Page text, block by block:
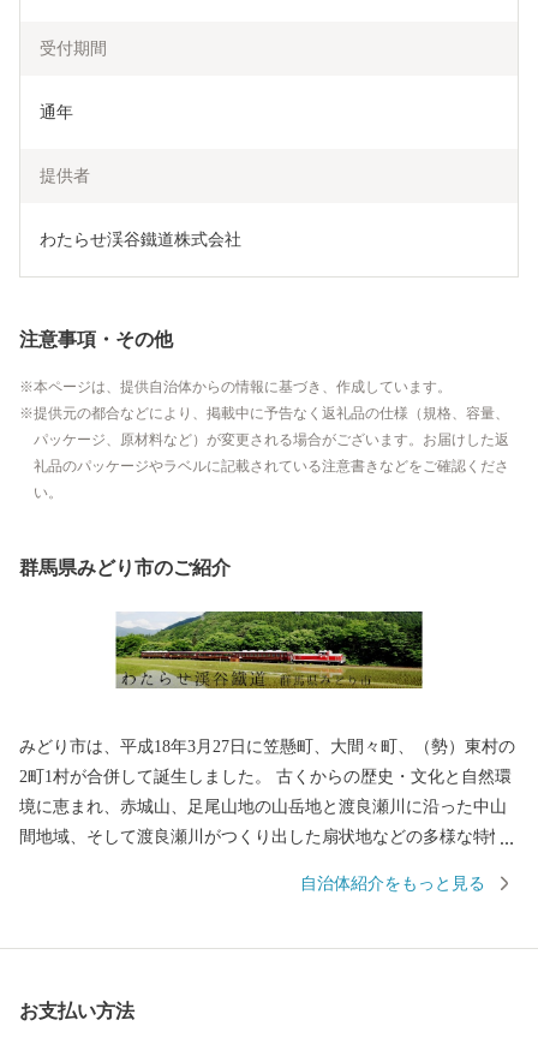
受付期間
通年
提供者
わたらせ渓谷鐵道株式会社
注意事項・その他
本ページは、提供自治体からの情報に基づき、作成しています。
提供元の都合などにより、掲載中に予告なく返礼品の仕様（規格、容量、
パッケージ、原材料など）が変更される場合がございます。お届けした返
礼品のパッケージやラベルに記載されている注意書きなどをご確認くださ
い。
群馬県みどり市のご紹介
みどり市は、平成18年3月27日に笠懸町、大間々町、（勢）東村の
2町1村が合併して誕生しました。 古くからの歴史・文化と自然環
境に恵まれ、赤城山、足尾山地の山岳地と渡良瀬川に沿った中山
間地域、そして渡良瀬川がつくり出した扇状地などの多様な特性
なかで、人びとが心豊かに生活できるまちづくりに取り組んでお
ろしくお願いいたします。
自治体紹介をもっと見る
お支払い方法